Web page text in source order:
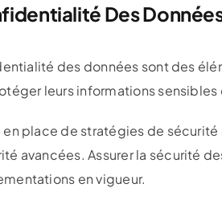
Des
des données sont des
leurs informations
en place de stratégies de
avancées. Assurer la sécurité
en vigueur.